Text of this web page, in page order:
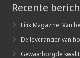
Recente
Link Magazine: Van
De leverancier van
Gewaarborgde